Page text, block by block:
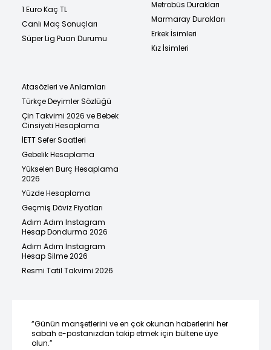
1 Euro Kaç TL
Canlı Maç Sonuçları
Süper Lig Puan Durumu
Metrobüs Durakları
Marmaray Durakları
Erkek İsimleri
Kız İsimleri
Atasözleri ve Anlamları
Türkçe Deyimler Sözlüğü
Çin Takvimi 2026 ve Bebek
Cinsiyeti Hesaplama
İETT Sefer Saatleri
Gebelik Hesaplama
Yükselen Burç Hesaplama
2026
Yüzde Hesaplama
Geçmiş Döviz Fiyatları
Adım Adım Instagram
Hesap Dondurma 2026
Adım Adım Instagram
Hesap Silme 2026
Resmi Tatil Takvimi 2026
“Günün manşetlerini ve en çok okunan haberlerini her
sabah e-postanızdan takip etmek için bültene üye
olun.”